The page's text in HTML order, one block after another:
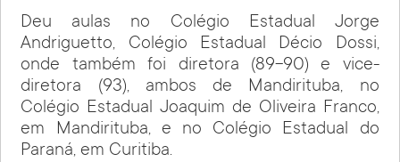
Deu aulas no Colégio Estadual Jorge
Andriguetto, Colégio Estadual Décio Dossi,
onde também foi diretora (89-90) e vice-
diretora (93), ambos de Mandirituba, no
Colégio Estadual Joaquim de Oliveira Franco,
em Mandirituba, e no Colégio Estadual do
Paraná, em Curitiba.